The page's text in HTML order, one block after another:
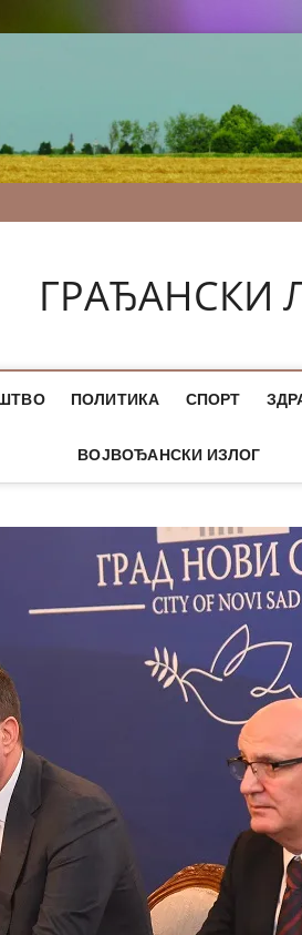
ГРАЂАНСКИ
ПОЛИТИКА СПОРТ
ВОЈВОЂАНСКИ ИЗЛОГ